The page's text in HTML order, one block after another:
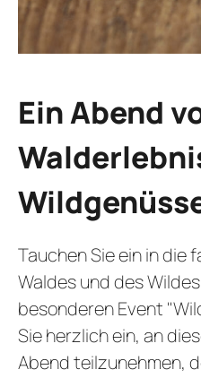
Ein Abend
Tauchen Sie ein in die
Waldes und des
besonderen Event
Sie herzlich ein, an
Abend teilzunehmen,